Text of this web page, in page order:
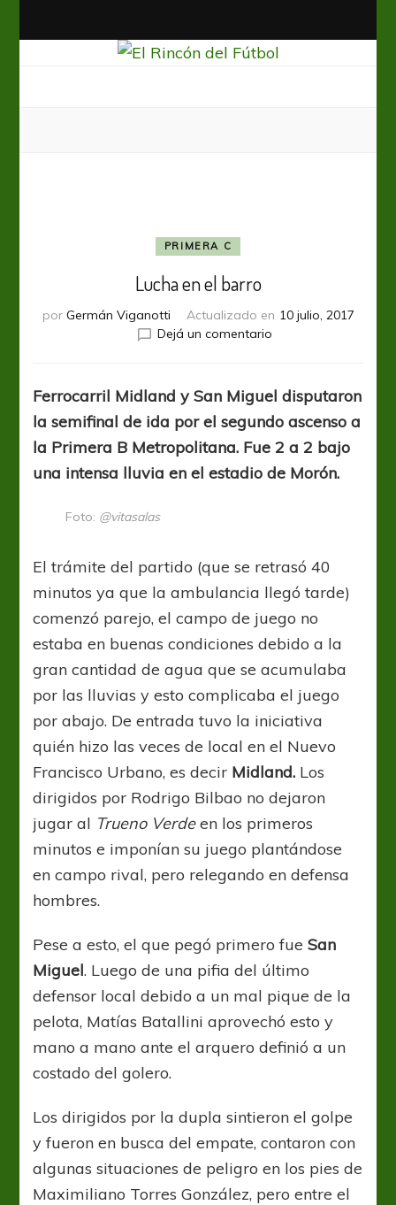
PRIMERA C
Lucha en el barro
por Germán Viganotti Actualizado en 10 julio, 2017
Dejá un comentarioen
el
barro
Ferrocarril Midland y San Miguel disputaron
la semifinal de ida por el segundo ascenso a
la Primera B Metropolitana. Fue 2 a 2 bajo
una intensa lluvia en el estadio de Morón.
Foto: @vitasalas
El trámite del partido (que se retrasó 40
minutos ya que la ambulancia llegó tarde)
comenzó parejo, el campo de juego no
estaba en buenas condiciones debido a la
gran cantidad de agua que se acumulaba
por las lluvias y esto complicaba el juego
por abajo. De entrada tuvo la iniciativa
quién hizo las veces de local en el Nuevo
Francisco Urbano, es decir Midland. Los
dirigidos por Rodrigo Bilbao no dejaron
jugar al Trueno Verdeen los primeros
minutos e imponían su juego plantándose
en campo rival, pero relegando en defensa
hombres.
Pese a esto, el que pegó primero fueSan
Miguel. Luego de una pifia del último
defensor local debido a un mal pique de la
pelota, Matías Batallini aprovechó esto y
mano a mano ante el arquero definió a un
costado del golero.
Los dirigidos por la dupla sintieron el golpe
y fueron en busca del empate, contaron con
algunas situaciones de peligro en los pies de
Maximiliano Torres González, pero entre el